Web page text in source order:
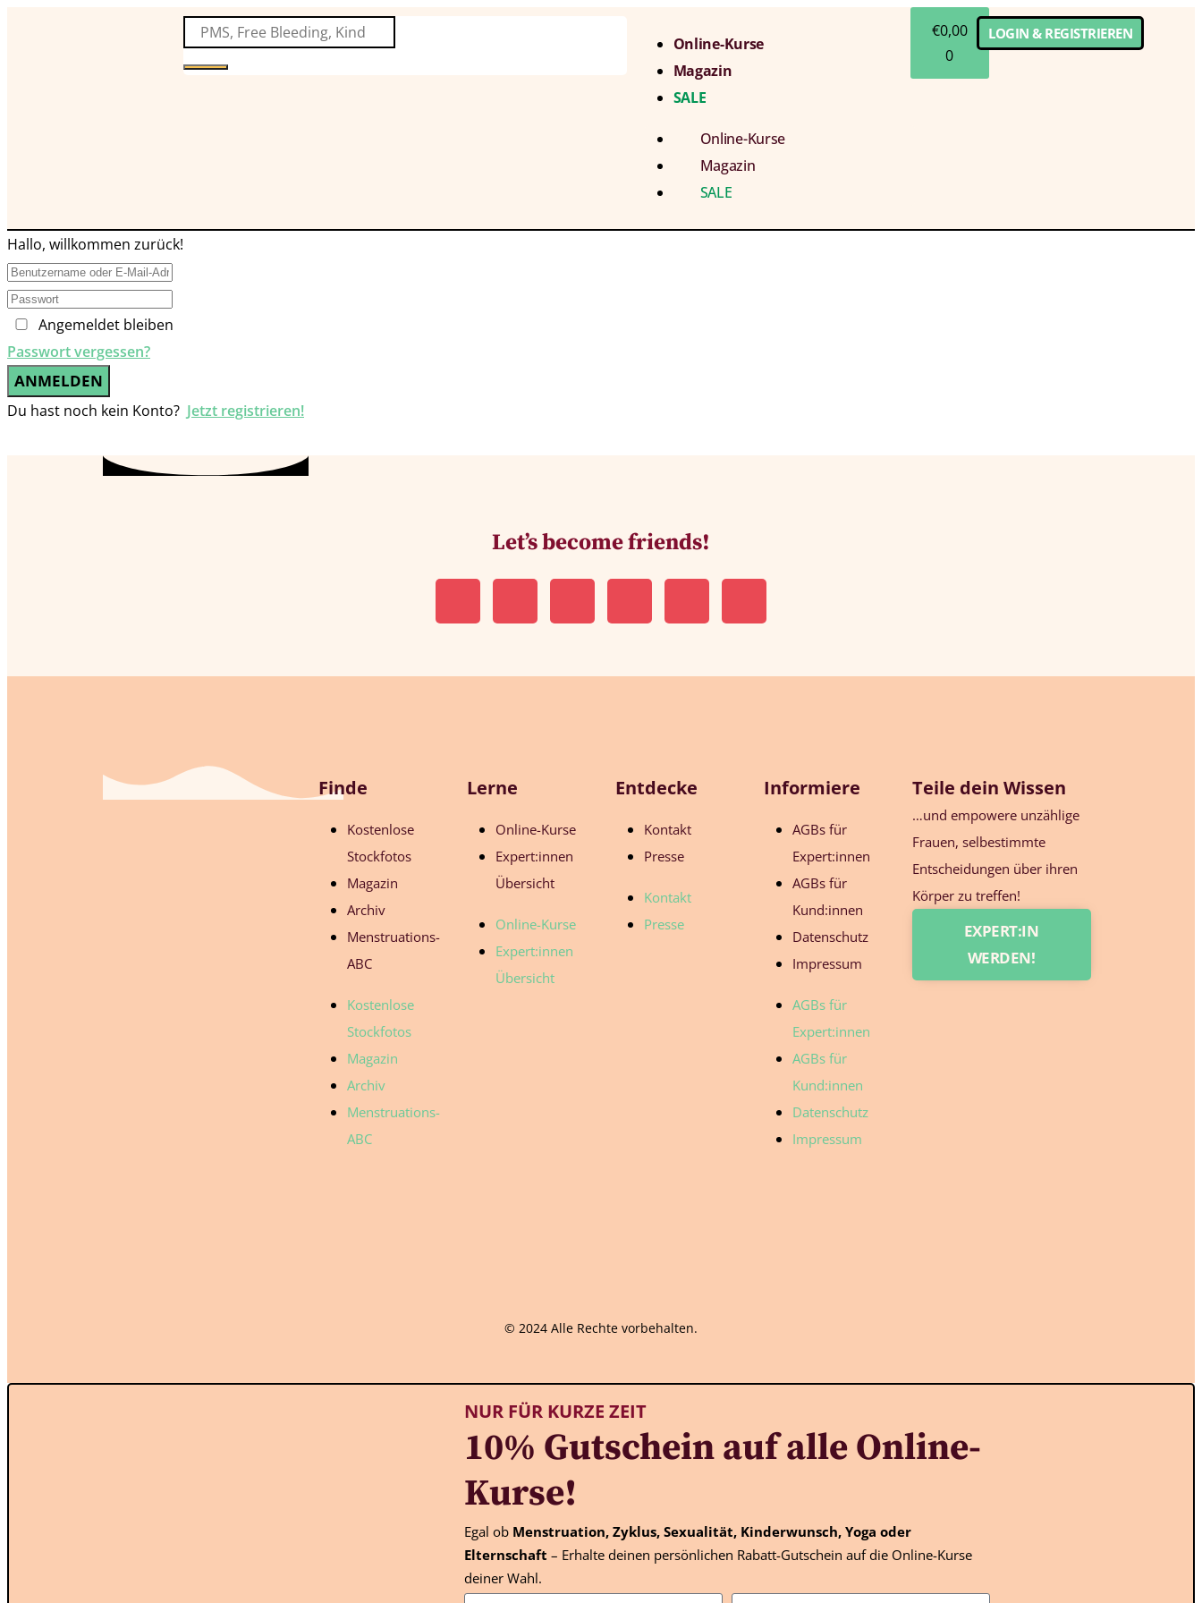
Online-Kurse
Magazin
SALE
Online-Kurse
Magazin
SALE
€0,00
0
LOGIN & REGISTRIEREN
Hallo, willkommen zurück!
Angemeldet bleiben
Passwort vergessen?
ANMELDEN
Du hast noch kein Konto? Jetzt registrieren!
Let’s become friends!
Finde
Kostenlose
Stockfotos
Magazin
Archiv
Menstruations-
ABC
Kostenlose
Stockfotos
Magazin
Archiv
Menstruations-
ABC
Lerne
Online-Kurse
Expert:innen
Übersicht
Online-Kurse
Expert:innen
Übersicht
Entdecke
Kontakt
Presse
Kontakt
Presse
Informiere
AGBs für
Expert:innen
AGBs für
Kund:innen
Datenschutz
Impressum
AGBs für
Expert:innen
AGBs für
Kund:innen
Datenschutz
Impressum
Teile dein Wissen
…und empowere unzählige
Frauen, selbestimmte
Entscheidungen über ihren
Körper zu treffen!
EXPERT:IN
WERDEN!
© 2024 Alle Rechte vorbehalten.
NUR FÜR KURZE ZEIT
10% Gutschein auf alle Online-
Kurse!
Egal ob Menstruation, Zyklus, Sexualität, Kinderwunsch, Yoga oder
Elternschaft – Erhalte deinen persönlichen Rabatt-Gutschein auf die Online-Kurse
deiner Wahl.